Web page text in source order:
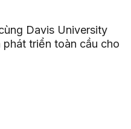
Davis University
triển toàn cầu cho